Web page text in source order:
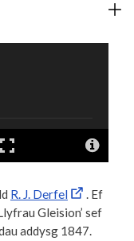
R. J. Derfel
. Ef
Gleision’ sef
addysg 1847.